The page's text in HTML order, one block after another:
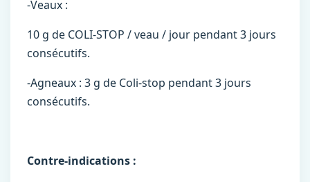
-Veaux :
10 g de COLI-STOP / veau / jour pendant 3 jours
consécutifs.
-Agneaux : 3 g de Coli-stop pendant 3 jours
consécutifs.
Contre-indications :